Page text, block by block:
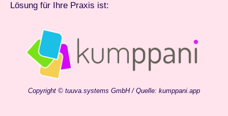
Lösung für Ihre Praxis ist:
Copyright © tuuva.systems GmbH / Quelle: kumppani.app